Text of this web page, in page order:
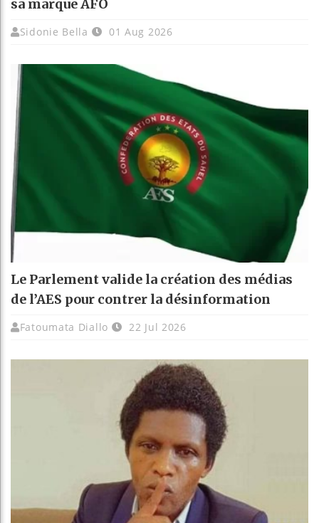
sa marque AFO
Sidonie Bella 01 Aug 2026
Le Parlement valide la création des médias
de l’AES pour contrer la désinformation
Fatoumata Diallo 22 Jul 2026